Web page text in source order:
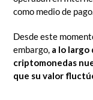
como medio de
Desde este
embargo, a lo largo
criptomonedas
que su valor